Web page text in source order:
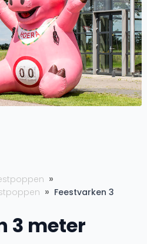
Feestvarken 3
3 meter